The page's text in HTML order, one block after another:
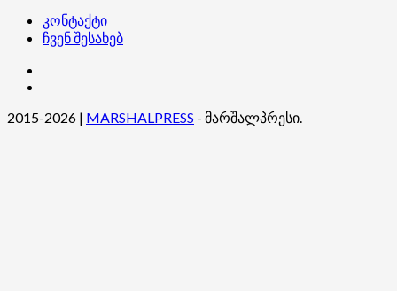
კონტაქტი
ჩვენ შესახებ
2015-2026 | MARSHALPRESS - მარშალპრესი.